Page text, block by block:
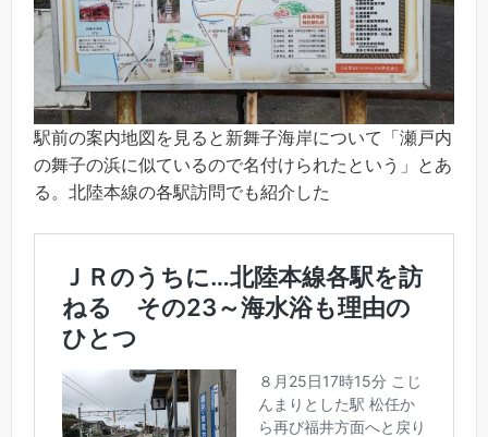
駅前の案内地図を見ると新舞子海岸について「瀬戸内
の舞子の浜に似ているので名付けられたという」とあ
る。北陸本線の各駅訪問でも紹介した